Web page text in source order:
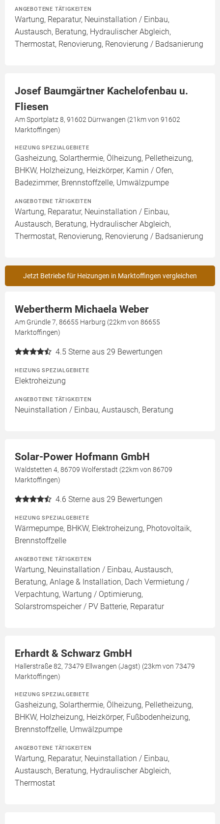
ANGEBOTENE TÄTIGKEITEN
Wartung, Reparatur, Neuinstallation / Einbau,
Austausch, Beratung, Hydraulischer Abgleich,
Thermostat, Renovierung, Renovierung / Badsanierung
Josef Baumgärtner Kachelofenbau u.
Fliesen
Am Sportplatz 8, 91602 Dürrwangen (21km von 91602
Marktoffingen)
HEIZUNG SPEZIALGEBIETE
Gasheizung, Solarthermie, Ölheizung, Pelletheizung,
BHKW, Holzheizung, Heizkörper, Kamin / Ofen,
Badezimmer, Brennstoffzelle, Umwälzpumpe
ANGEBOTENE TÄTIGKEITEN
Wartung, Reparatur, Neuinstallation / Einbau,
Austausch, Beratung, Hydraulischer Abgleich,
Thermostat, Renovierung, Renovierung / Badsanierung
Jetzt Betriebe für Heizungen in Marktoffingen vergleichen
Webertherm Michaela Weber
Am Gründle 7, 86655 Harburg (22km von 86655
Marktoffingen)
4.5 Sterne aus 29 Bewertungen
HEIZUNG SPEZIALGEBIETE
Elektroheizung
ANGEBOTENE TÄTIGKEITEN
Neuinstallation / Einbau, Austausch, Beratung
Solar-Power Hofmann GmbH
Waldstetten 4, 86709 Wolferstadt (22km von 86709
Marktoffingen)
4.6 Sterne aus 29 Bewertungen
HEIZUNG SPEZIALGEBIETE
Wärmepumpe, BHKW, Elektroheizung, Photovoltaik,
Brennstoffzelle
ANGEBOTENE TÄTIGKEITEN
Wartung, Neuinstallation / Einbau, Austausch,
Beratung, Anlage & Installation, Dach Vermietung /
Verpachtung, Wartung / Optimierung,
Solarstromspeicher / PV Batterie, Reparatur
Erhardt & Schwarz GmbH
Hallerstraße 82, 73479 Ellwangen (Jagst) (23km von 73479
Marktoffingen)
HEIZUNG SPEZIALGEBIETE
Gasheizung, Solarthermie, Ölheizung, Pelletheizung,
BHKW, Holzheizung, Heizkörper, Fußbodenheizung,
Brennstoffzelle, Umwälzpumpe
ANGEBOTENE TÄTIGKEITEN
Wartung, Reparatur, Neuinstallation / Einbau,
Austausch, Beratung, Hydraulischer Abgleich,
Thermostat